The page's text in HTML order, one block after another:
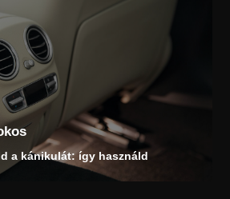
a kánikulát: így használd